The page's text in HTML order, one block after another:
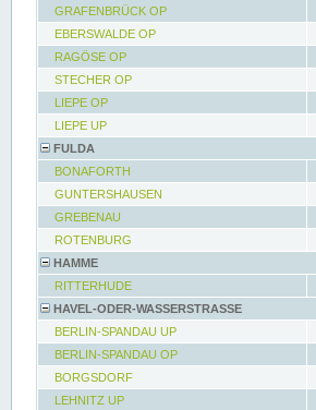
GRAFENBRÜCK OP
EBERSWALDE OP
RAGÖSE OP
STECHER OP
LIEPE OP
LIEPE UP
FULDA
BONAFORTH
GUNTERSHAUSEN
GREBENAU
ROTENBURG
HAMME
RITTERHUDE
HAVEL-ODER-WASSERSTRASSE
BERLIN-SPANDAU UP
BERLIN-SPANDAU OP
BORGSDORF
LEHNITZ UP